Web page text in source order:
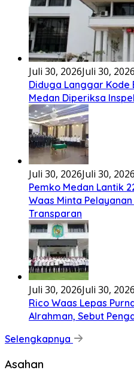
Juli 30, 2026Juli 30, 2026
Diduga Langgar Kode
Medan Diperiksa
Juli 30, 2026Juli 30, 2026
Pemko Medan Lantik
Waas Minta
Transparan
Juli 30, 2026Juli 30, 2026
Rico Waas Lepas
Alrahman, Sebut
Selengkapnya
Asahan